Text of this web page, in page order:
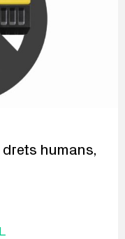
drets humans,